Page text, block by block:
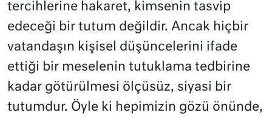
tercihlerine hakaret, kimsenin tasvip
edeceği bir tutum değildir. Ancak hiçbir
vatandaşın kişisel düşüncelerini ifade
ettiği bir meselenin tutuklama tedbirine
kadar götürülmesi ölçüsüz, siyasi bir
tutumdur. Öyle ki hepimizin gözü önünde,